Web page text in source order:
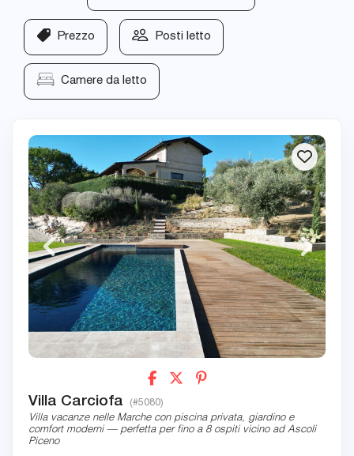
Prezzo Posti letto
Camere da letto
Villa Carciofa (#5080)
Villa vacanze nelle Marche con piscina privata, giardino e
comfort moderni — perfetta per fino a 8 ospiti vicino ad Ascoli
Piceno